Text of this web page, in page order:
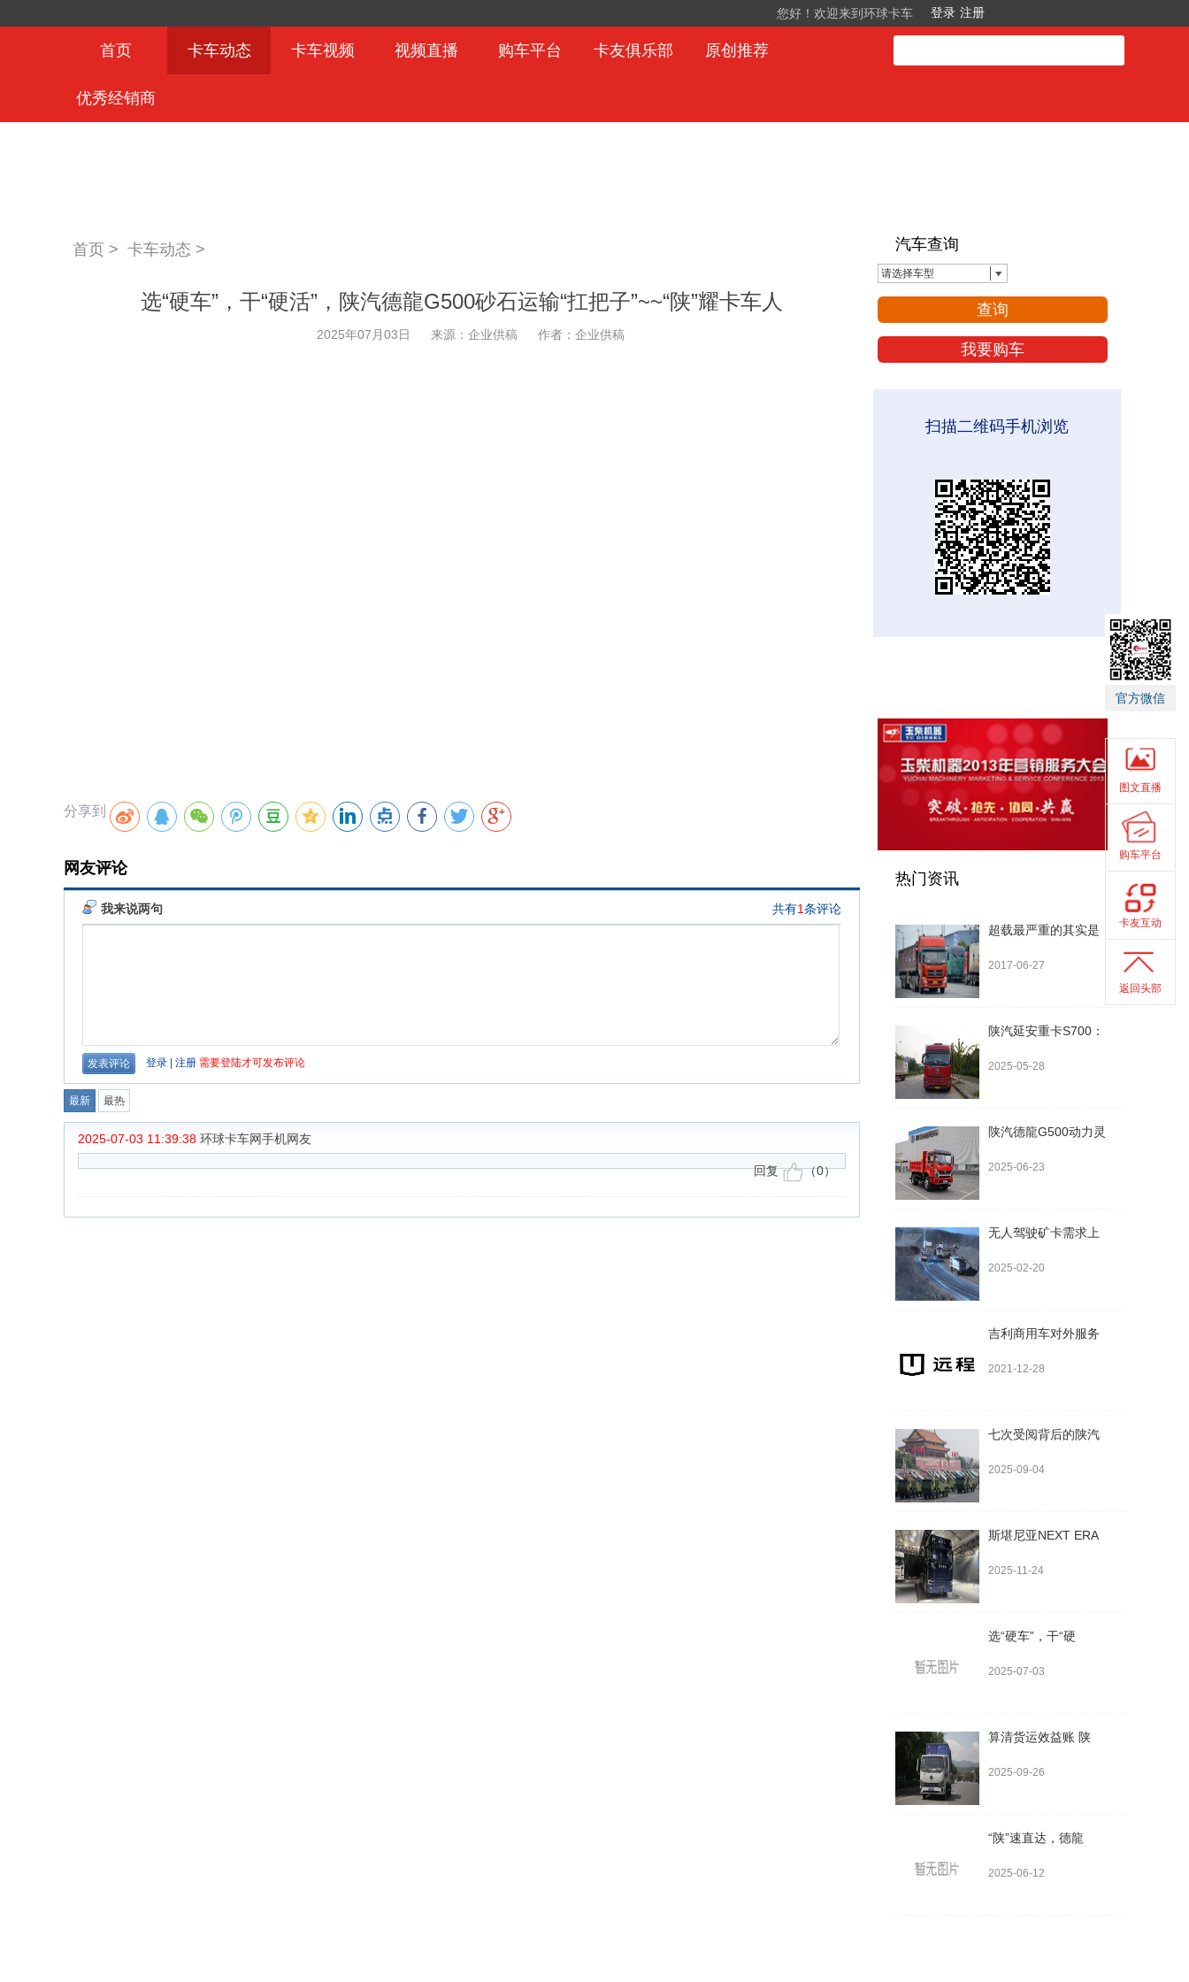
您好！欢迎来到环球卡车
首页 卡车动态 卡车视频 视频直播 购车平台 卡友俱乐部 原创推荐
优秀经销商
首页 > 卡车动态 >
选“硬车”，干“硬活”，陕汽德龍G500砂石运输“扛把子”~~“陕”耀卡车人
2025年07月03日 来源：企业供稿 作者：企业供稿
分享到
网友评论
汽车查询
请选择车型
查询
我要购车
扫描二维码手机浏览
热门资讯
超载最严重的其实是
2017-06-27
陕汽延安重卡S700：
2025-05-28
陕汽德龍G500动力灵
2025-06-23
无人驾驶矿卡需求上
2025-02-20
吉利商用车对外服务
2021-12-28
七次受阅背后的陕汽
2025-09-04
斯堪尼亚NEXT ERA
2025-11-24
选“硬车”，干“硬
2025-07-03
算清货运效益账 陕
2025-09-26
“陕”速直达，德龍
2025-06-12
官方微信
图文直播
购车平台
卡友互动
返回头部